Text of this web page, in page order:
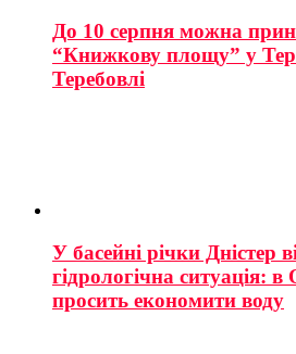
До 10 серпня можна
“Книжкову площу” у
Теребовлі
У басейні річки Дністер
гідрологічна ситуація: в
просить економити воду